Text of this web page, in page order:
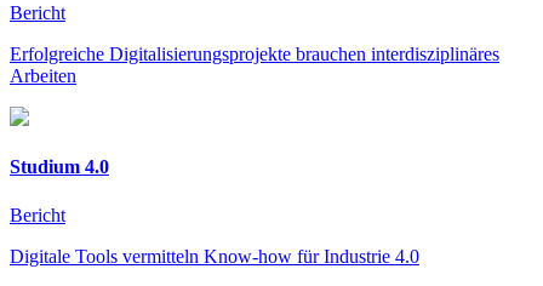
Bericht
Erfolgreiche Digitalisierungsprojekte brauchen interdisziplinäres
Arbeiten
Studium 4.0
Bericht
Digitale Tools vermitteln Know-how für Industrie 4.0